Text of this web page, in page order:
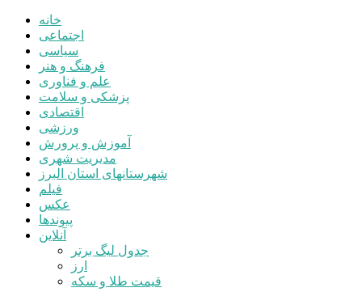
خانه
اجتماعی
سیاسی
فرهنگ و هنر
علم و فناوری
پزشکی و سلامت
اقتصادی
ورزشی
آموزش و پرورش
مدیریت شهری
شهرستانهای استان البرز
فیلم
عکس
پیوندها
آنلاین
جدول لیگ برتر
ارز
قیمت طلا و سکه